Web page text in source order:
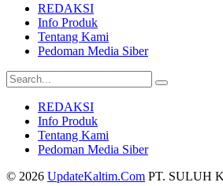
REDAKSI
Info Produk
Tentang Kami
Pedoman Media Siber
REDAKSI
Info Produk
Tentang Kami
Pedoman Media Siber
© 2026 UpdateKaltim.Com PT. SULUH